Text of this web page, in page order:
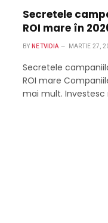
Secretele
ROI mare în
BY NETVIDIA MARTIE 27,
Secretele
ROI mare
mai mult.